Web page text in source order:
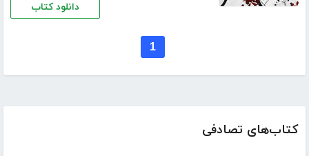
کتاب‌های تصادفی
دانلود کتاب
1